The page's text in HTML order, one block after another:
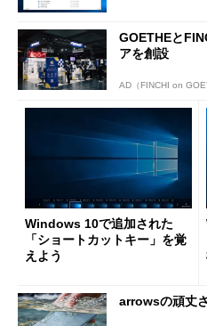
GOETHEと
アを創設
AD（FINCHI on
Windows 10で追加された
「ショートカットキー」を覚
えよう
arrowsの頑丈